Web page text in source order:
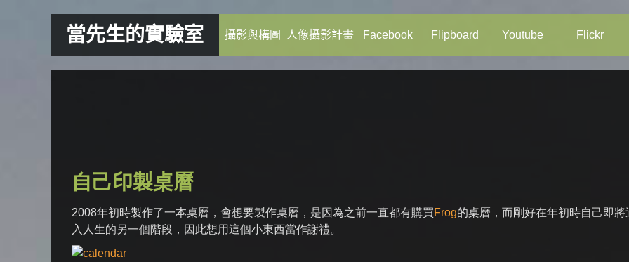
當先生的實驗室 攝影與構圖 人像攝影計畫 Facebook Flipboard Youtube Flickr
自己印製桌曆
2008年初時製作了一本桌曆，會想要製作桌曆，是因為之前一直都有購買Frog的桌曆，而剛好在年初時自己即將
入人生的另一個階段，因此想用這個小東西當作謝禮。